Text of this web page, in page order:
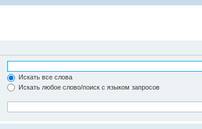
Искать все слова
Искать любое слово/поиск с языком запросов